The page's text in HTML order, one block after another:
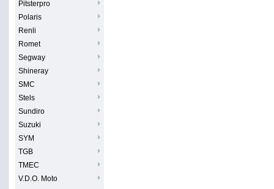
Pitsterpro
Polaris
Renli
Romet
Segway
Shineray
SMC
Stels
Sundiro
Suzuki
SYM
TGB
TMEC
V.D.O. Moto